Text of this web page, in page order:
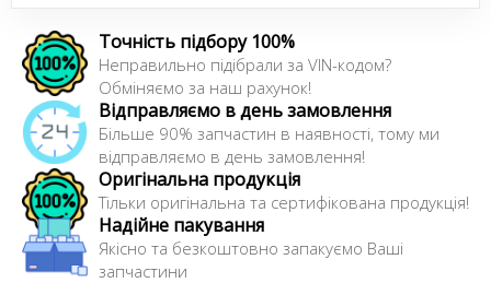
Точність підбору 100%
Неправильно підібрали за VIN-кодом?
Обміняємо за наш рахунок!
Відправляємо в день замовлення
Більше 90% запчастин в наявності, тому ми
відправляємо в день замовлення!
Оригінальна продукція
Тільки оригінальна та сертифікована продукція!
Надійне пакування
Якісно та безкоштовно запакуємо Ваші
запчастини